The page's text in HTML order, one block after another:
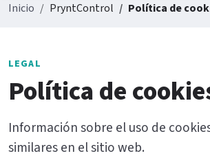
Inicio PryntControl Política de
LEGAL
Política de
Información sobre el uso de
similares en el sitio web.